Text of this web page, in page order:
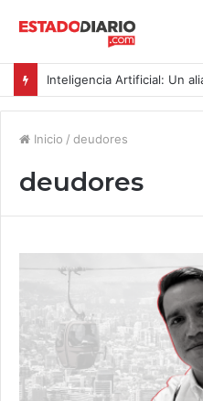
Inicio / deudores
deudores